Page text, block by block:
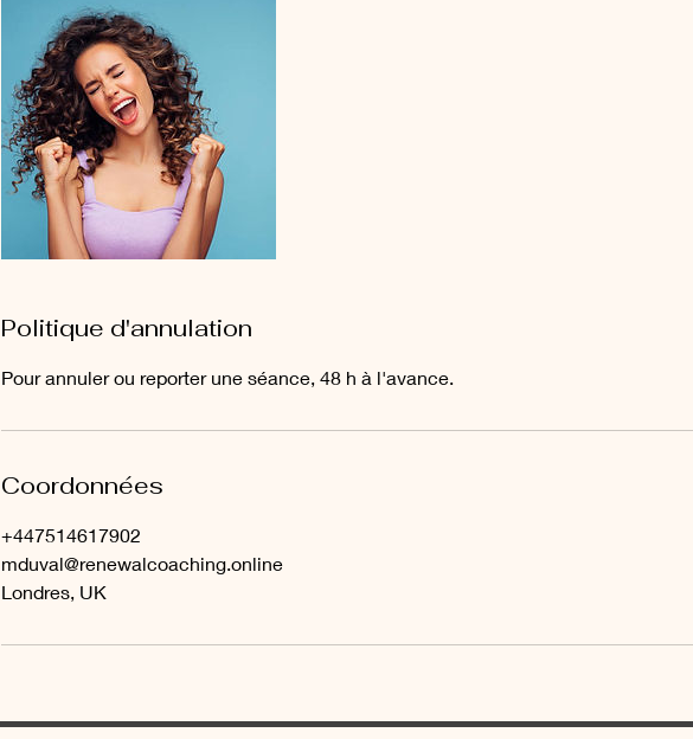
Politique d'annulation
Pour annuler ou reporter une séance, 48 h à l'avance.
Coordonnées
+447514617902
mduval@renewalcoaching.online
Londres, UK